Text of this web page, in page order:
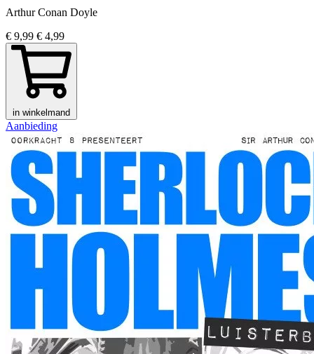
Arthur Conan Doyle
€ 9,99 € 4,99
in winkelmand
Aanbieding